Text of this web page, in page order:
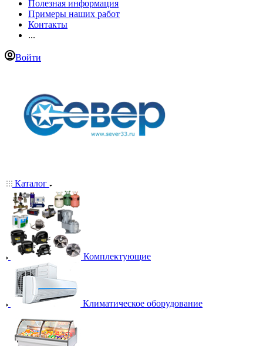
Полезная информация
Примеры наших работ
Контакты
...
Войти
Каталог
Комплектующие
Климатическое оборудование